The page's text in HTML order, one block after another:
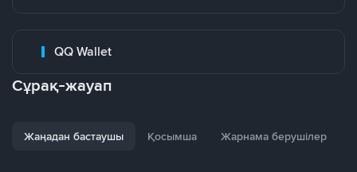
QQ Wallet
Сұрақ-жауап
Жаңадан бастаушы Қосымша Жарнама берушілер